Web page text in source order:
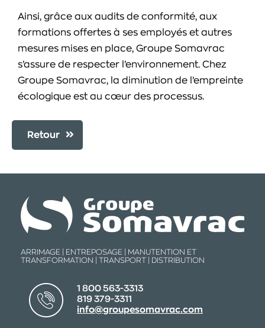
Ainsi, grâce aux audits de conformité, aux
formations offertes à ses employés et autres
mesures mises en place, Groupe Somavrac
s’assure de respecter l’environnement. Chez
Groupe Somavrac, la diminution de l’empreinte
écologique est au cœur des processus.
Retour
ARRIMAGE | ENTREPOSAGE | MANUTENTION ET
TRANSFORMATION | TRANSPORT | DISTRIBUTION
1 800 563-3313
819 379-3311
info@groupesomavrac.com